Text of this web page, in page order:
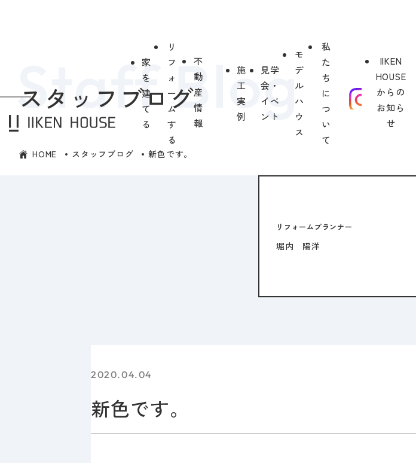
家
を
建
て
る
リ
フ
ォ
ー
ム
す
る
不
動
産
情
報
施
工
実
例
見学
会・
イベ
ント
モ
デ
ル
ハ
ウ
ス
私
た
ち
に
つ
い
て
IIKEN
HOUSE
からの
お知ら
せ
スタッフブログ
HOME スタッフブログ 新色です。
リフォームプランナー
堀内 陽洋
2020.04.04
新色です。